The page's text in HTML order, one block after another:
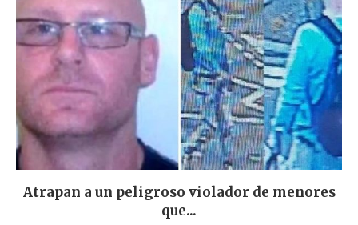
Atrapan a un peligroso violador de menores
que...